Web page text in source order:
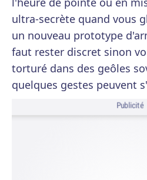
ultra-secrète quand vous
un nouveau prototype
faut rester discret sinon
torturé dans des geôles
quelques gestes peuvent
Publicité